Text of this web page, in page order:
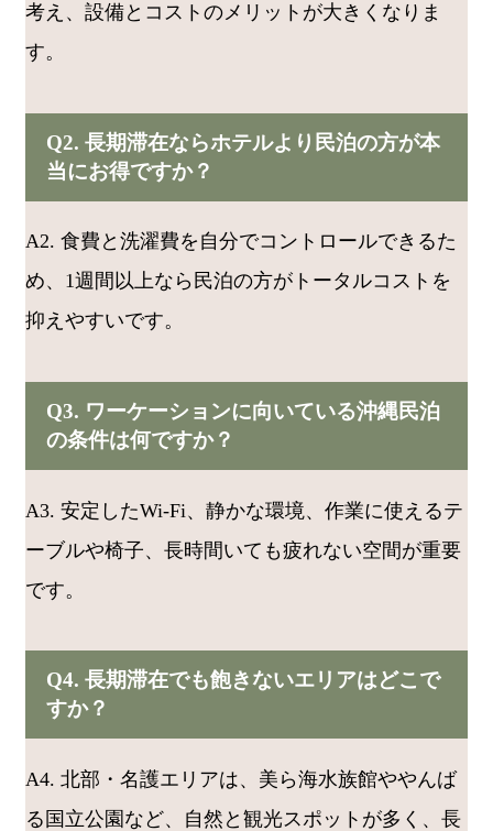
考え、設備とコストのメリットが大きくなりま
す。
Q2. 長期滞在ならホテルより民泊の方が本
当にお得ですか？
A2. 食費と洗濯費を自分でコントロールできるた
め、1週間以上なら民泊の方がトータルコストを
抑えやすいです。
Q3. ワーケーションに向いている沖縄民泊
の条件は何ですか？
A3. 安定したWi-Fi、静かな環境、作業に使えるテ
ーブルや椅子、長時間いても疲れない空間が重要
です。
Q4. 長期滞在でも飽きないエリアはどこで
すか？
A4. 北部・名護エリアは、美ら海水族館ややんば
る国立公園など、自然と観光スポットが多く、長